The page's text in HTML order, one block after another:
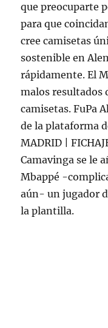
que preocuparte
para que
cree camisetas
sostenible en
rápidamente. El
malos resultados
camisetas. FuPa
de la plataforma
MADRID |
Camavinga se le
Mbappé -
aún- un jugador
la plantilla.